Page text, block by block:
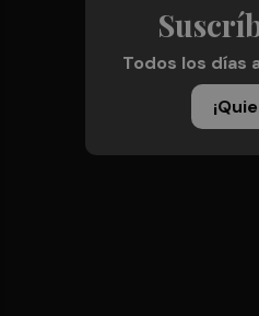
Todos los días